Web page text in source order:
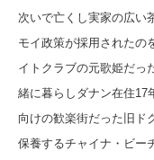
次いで亡くし実家の広い
モイ政策が採用されたの
イトクラブの元歌姫だっ
緒に暮らしダナン在住17
向けの歓楽街だった旧ド
保養するチャイナ・ビー